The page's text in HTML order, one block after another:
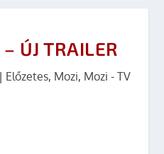
ÚJ TRAILER
| Előzetes, Mozi, Mozi - TV